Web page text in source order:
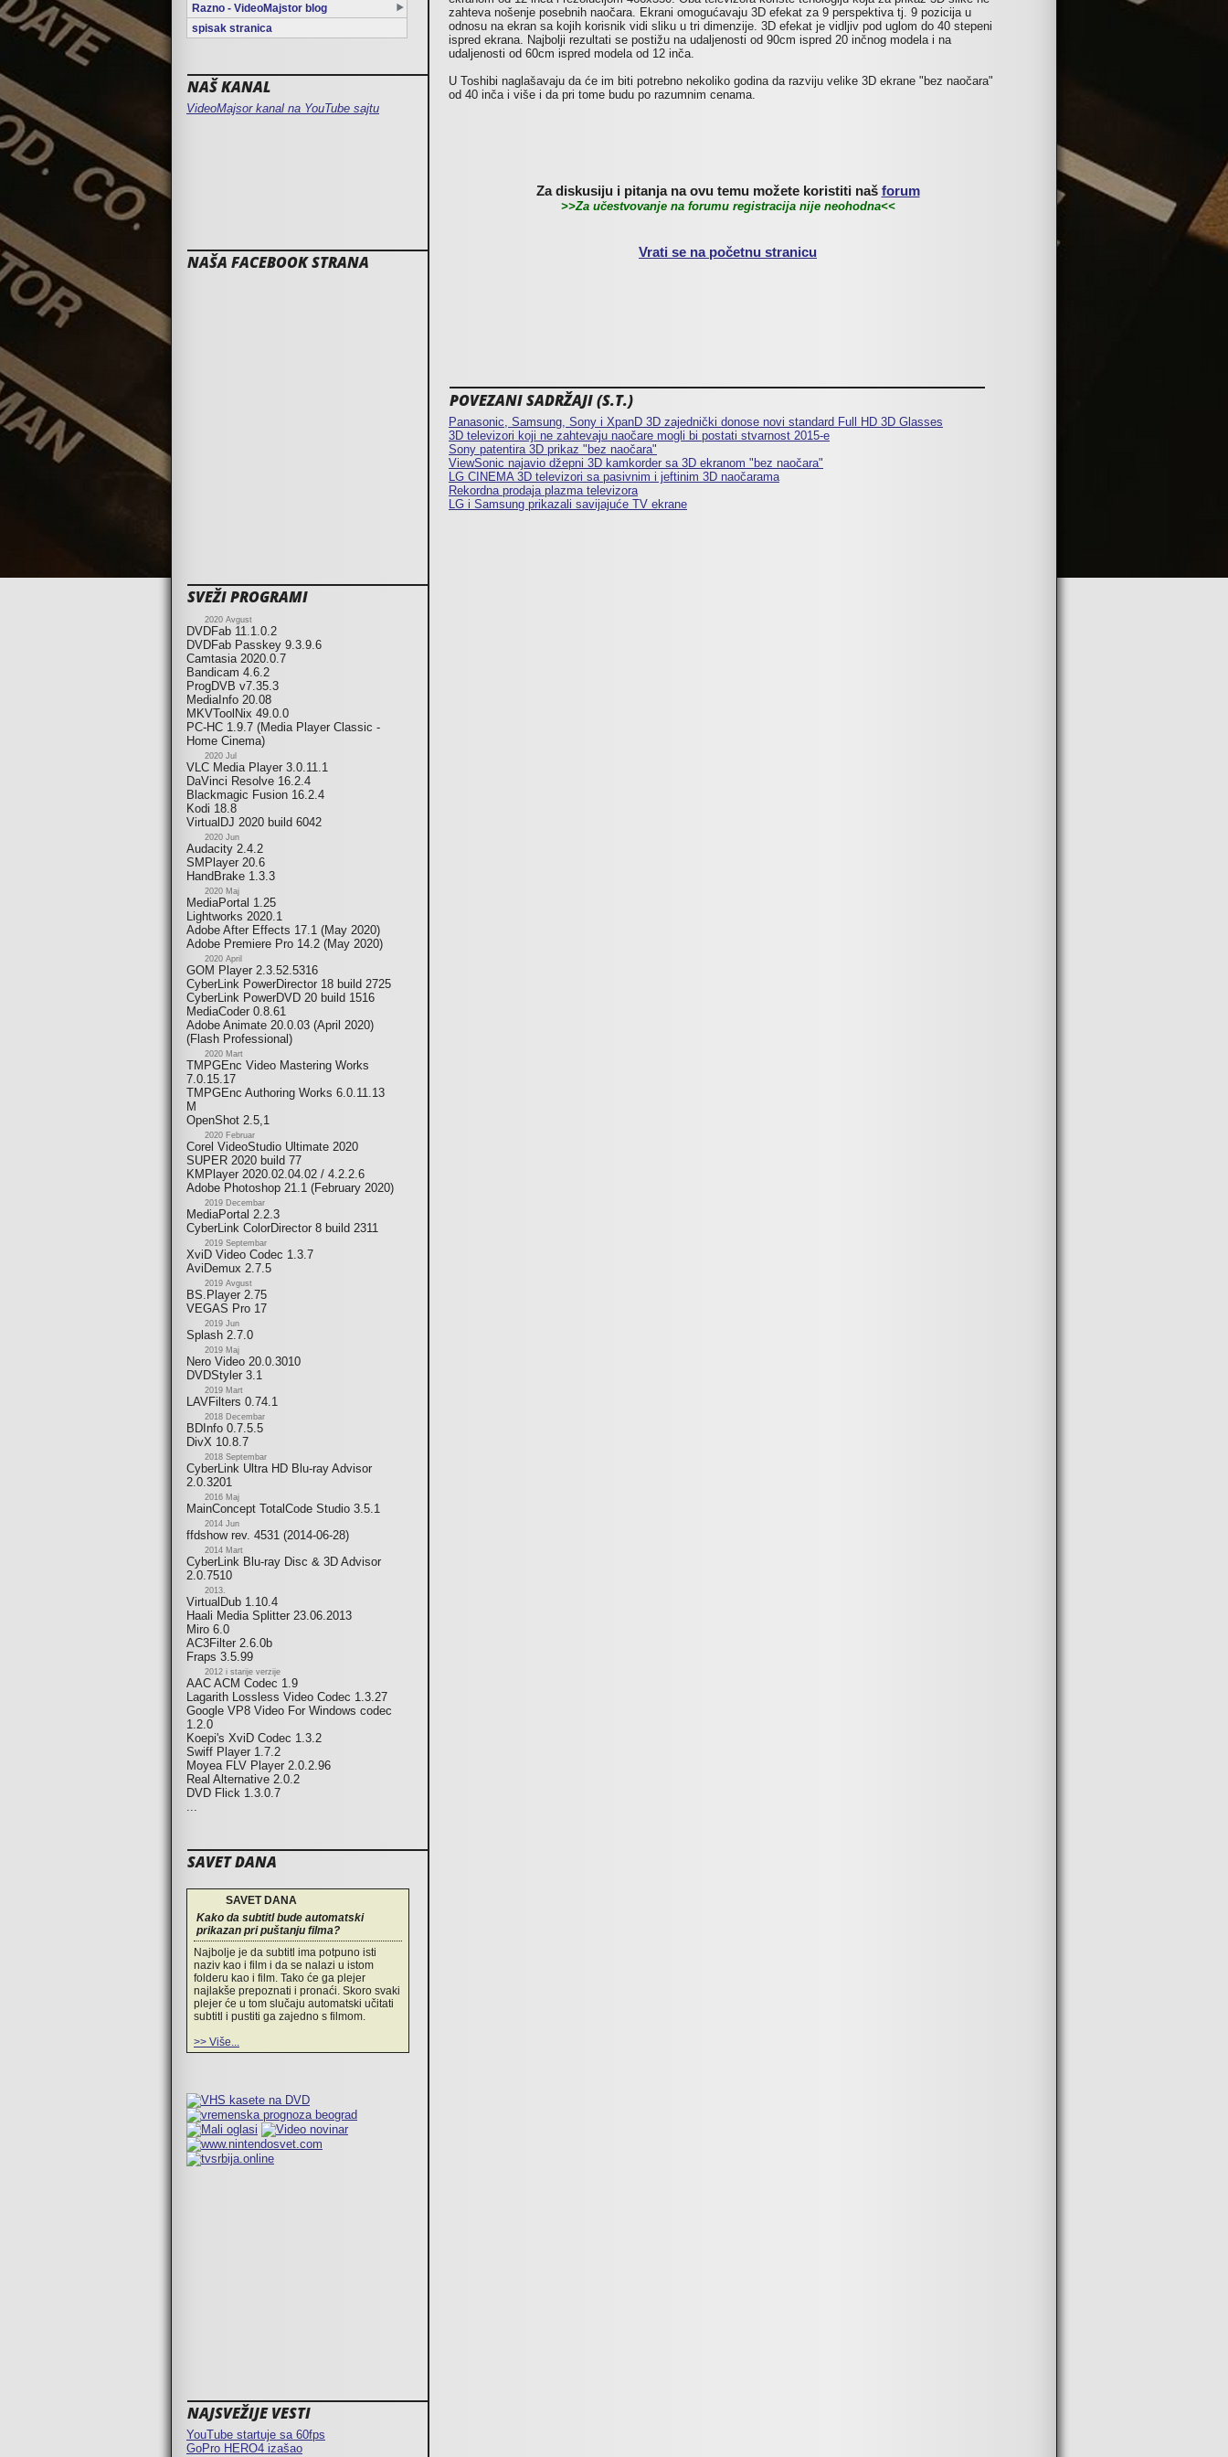
Razno - VideoMajstor blog
spisak stranica
NAŠ KANAL
VideoMajsor kanal na YouTube sajtu
NAŠA FACEBOOK STRANA
SVEŽI PROGRAMI
2020 Avgust
DVDFab 11.1.0.2
DVDFab Passkey 9.3.9.6
Camtasia 2020.0.7
Bandicam 4.6.2
ProgDVB v7.35.3
MediaInfo 20.08
MKVToolNix 49.0.0
PC-HC 1.9.7 (Media Player Classic -
Home Cinema)
2020 Jul
VLC Media Player 3.0.11.1
DaVinci Resolve 16.2.4
Blackmagic Fusion 16.2.4
Kodi 18.8
VirtualDJ 2020 build 6042
2020 Jun
Audacity 2.4.2
SMPlayer 20.6
HandBrake 1.3.3
2020 Maj
MediaPortal 1.25
Lightworks 2020.1
Adobe After Effects 17.1 (May 2020)
Adobe Premiere Pro 14.2 (May 2020)
2020 April
GOM Player 2.3.52.5316
CyberLink PowerDirector 18 build 2725
CyberLink PowerDVD 20 build 1516
MediaCoder 0.8.61
Adobe Animate 20.0.03 (April 2020)
(Flash Professional)
2020 Mart
TMPGEnc Video Mastering Works
7.0.15.17
TMPGEnc Authoring Works 6.0.11.13
M
OpenShot 2.5,1
2020 Februar
Corel VideoStudio Ultimate 2020
SUPER 2020 build 77
KMPlayer 2020.02.04.02 / 4.2.2.6
Adobe Photoshop 21.1 (February 2020)
2019 Decembar
MediaPortal 2.2.3
CyberLink ColorDirector 8 build 2311
2019 Septembar
XviD Video Codec 1.3.7
AviDemux 2.7.5
2019 Avgust
BS.Player 2.75
VEGAS Pro 17
2019 Jun
Splash 2.7.0
2019 Maj
Nero Video 20.0.3010
DVDStyler 3.1
2019 Mart
LAVFilters 0.74.1
2018 Decembar
BDInfo 0.7.5.5
DivX 10.8.7
2018 Septembar
CyberLink Ultra HD Blu-ray Advisor
2.0.3201
2016 Maj
MainConcept TotalCode Studio 3.5.1
2014 Jun
ffdshow rev. 4531 (2014-06-28)
2014 Mart
CyberLink Blu-ray Disc & 3D Advisor
2.0.7510
2013.
VirtualDub 1.10.4
Haali Media Splitter 23.06.2013
Miro 6.0
AC3Filter 2.6.0b
Fraps 3.5.99
2012 i starije verzije
AAC ACM Codec 1.9
Lagarith Lossless Video Codec 1.3.27
Google VP8 Video For Windows codec
1.2.0
Koepi's XviD Codec 1.3.2
Swiff Player 1.7.2
Moyea FLV Player 2.0.2.96
Real Alternative 2.0.2
DVD Flick 1.3.0.7
...
SAVET DANA
SAVET DANA
Kako da subtitl bude automatski
prikazan pri puštanju filma?
Najbolje je da subtitl ima potpuno isti
naziv kao i film i da se nalazi u istom
folderu kao i film. Tako će ga plejer
najlakše prepoznati i pronaći. Skoro svaki
plejer će u tom slučaju automatski učitati
subtitl i pustiti ga zajedno s filmom.
>> Više...
NAJSVEŽIJE VESTI
YouTube startuje sa 60fps
GoPro HERO4 izašao
zahteva nošenje posebnih naočara. Ekrani omogućavaju 3D efekat za 9 perspektiva tj. 9 pozicija u
odnosu na ekran sa kojih korisnik vidi sliku u tri dimenzije. 3D efekat je vidljiv pod uglom do 40 stepeni
ispred ekrana. Najbolji rezultati se postižu na udaljenosti od 90cm ispred 20 inčnog modela i na
udaljenosti od 60cm ispred modela od 12 inča.
U Toshibi naglašavaju da će im biti potrebno nekoliko godina da razviju velike 3D ekrane "bez naočara"
od 40 inča i više i da pri tome budu po razumnim cenama.
Za diskusiju i pitanja na ovu temu možete koristiti naš forum
>>Za učestvovanje na forumu registracija nije neohodna<<
Vrati se na početnu stranicu
POVEZANI SADRŽAJI (S.T.)
Panasonic, Samsung, Sony i XpanD 3D zajednički donose novi standard Full HD 3D Glasses
3D televizori koji ne zahtevaju naočare mogli bi postati stvarnost 2015-e
Sony patentira 3D prikaz "bez naočara"
ViewSonic najavio džepni 3D kamkorder sa 3D ekranom "bez naočara"
LG CINEMA 3D televizori sa pasivnim i jeftinim 3D naočarama
Rekordna prodaja plazma televizora
LG i Samsung prikazali savijajuće TV ekrane